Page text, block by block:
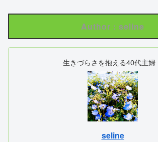
Author : seline
生きづらさを抱える40代主婦
seline